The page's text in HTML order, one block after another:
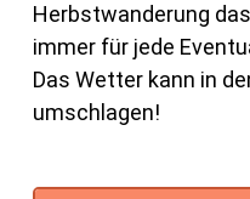
Herbstwanderung
immer für jede
Das Wetter kann in
umschlagen!